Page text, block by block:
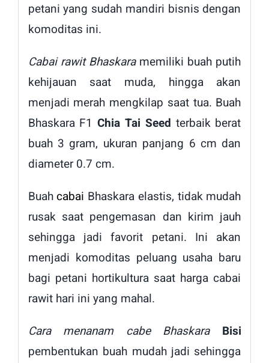
petani yang sudah mandiri bisnis dengan
komoditas ini.
Cabai rawit Bhaskara memiliki buah putih
kehijauan saat muda, hingga akan
menjadi merah mengkilap saat tua. Buah
Bhaskara F1Chia Tai Seed terbaik berat
buah 3 gram, ukuran panjang 6 cm dan
diameter 0.7 cm.
Buahcabai Bhaskara elastis, tidak mudah
rusak saat pengemasan dan kirim jauh
sehingga jadi favorit petani. Ini akan
menjadi komoditas peluang usaha baru
bagi petani hortikultura saat harga cabai
rawit hari ini yang mahal.
Cara menanam cabe Bhaskara
Bisi
pembentukan buah mudah jadi sehingga